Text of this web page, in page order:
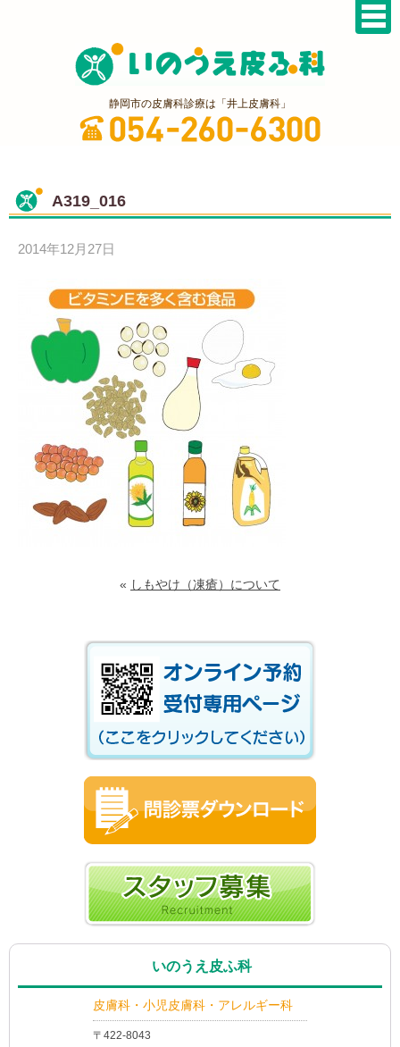
静岡市の皮膚科診療は「井上皮膚科」
A319_016
2014年12月27日
« しもやけ（凍瘡）について
いのうえ皮ふ科
皮膚科・小児皮膚科・アレルギー科
〒422-8043